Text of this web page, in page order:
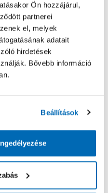
Ön hozzájárul,
partnerei
el, melyek
adatait
hirdetések
Bővebb információ
Beállítások